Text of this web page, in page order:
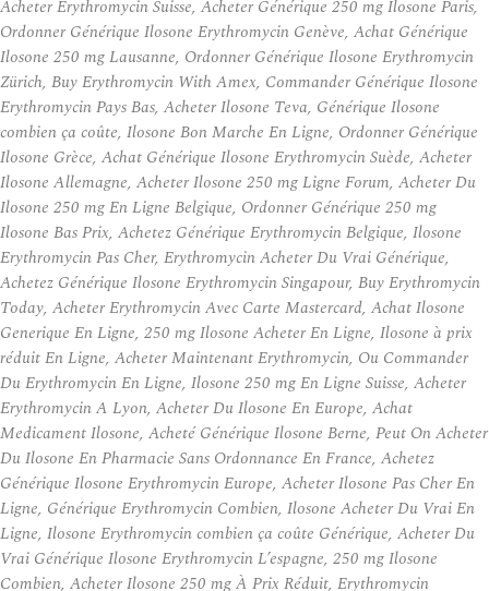
Acheter Erythromycin Suisse, Acheter Générique 250 mg Ilosone Paris,
Ordonner Générique Ilosone Erythromycin Genève, Achat Générique
Ilosone 250 mg Lausanne, Ordonner Générique Ilosone Erythromycin
Zürich, Buy Erythromycin With Amex, Commander Générique Ilosone
Erythromycin Pays Bas, Acheter Ilosone Teva, Générique Ilosone
combien ça coûte, Ilosone Bon Marche En Ligne, Ordonner Générique
Ilosone Grèce, Achat Générique Ilosone Erythromycin Suède, Acheter
Ilosone Allemagne, Acheter Ilosone 250 mg Ligne Forum, Acheter Du
Ilosone 250 mg En Ligne Belgique, Ordonner Générique 250 mg
Ilosone Bas Prix, Achetez Générique Erythromycin Belgique, Ilosone
Erythromycin Pas Cher, Erythromycin Acheter Du Vrai Générique,
Achetez Générique Ilosone Erythromycin Singapour, Buy Erythromycin
Today, Acheter Erythromycin Avec Carte Mastercard, Achat Ilosone
Generique En Ligne, 250 mg Ilosone Acheter En Ligne, Ilosone à prix
réduit En Ligne, Acheter Maintenant Erythromycin, Ou Commander
Du Erythromycin En Ligne, Ilosone 250 mg En Ligne Suisse, Acheter
Erythromycin A Lyon, Acheter Du Ilosone En Europe, Achat
Medicament Ilosone, Acheté Générique Ilosone Berne, Peut On Acheter
Du Ilosone En Pharmacie Sans Ordonnance En France, Achetez
Générique Ilosone Erythromycin Europe, Acheter Ilosone Pas Cher En
Ligne, Générique Erythromycin Combien, Ilosone Acheter Du Vrai En
Ligne, Ilosone Erythromycin combien ça coûte Générique, Acheter Du
Vrai Générique Ilosone Erythromycin L’espagne, 250 mg Ilosone
Combien, Acheter Ilosone 250 mg À Prix Réduit, Erythromycin